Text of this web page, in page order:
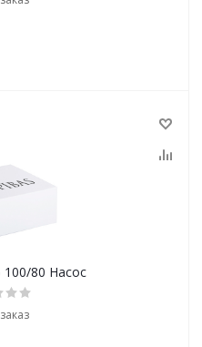
100/80 Насос